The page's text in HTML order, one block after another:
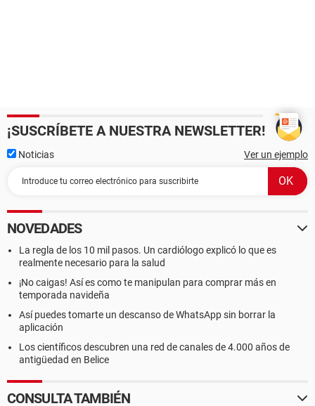
¡SUSCRÍBETE A NUESTRA NEWSLETTER!
Noticias Ver un ejemplo
NOVEDADES
La regla de los 10 mil pasos. Un cardiólogo explicó lo que es
realmente necesario para la salud
¡No caigas! Así es como te manipulan para comprar más en
temporada navideña
Así puedes tomarte un descanso de WhatsApp sin borrar la
aplicación
Los científicos descubren una red de canales de 4.000 años de
antigüedad en Belice
CONSULTA TAMBIÉN